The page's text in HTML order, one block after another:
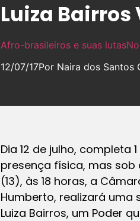
Luiza Bairros
Afro-brasileiros e suas lutas
12/07/17Por Naira dos Santos
Dia 12 de julho, completa
presença física, mas
(13), às 18 horas, a
Humberto, realizará uma
Luiza Bairros, um Poder